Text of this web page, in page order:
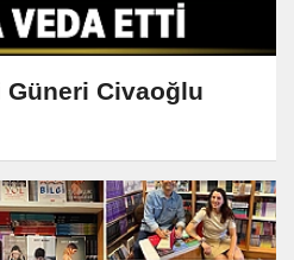
Güneri Civaoğlu